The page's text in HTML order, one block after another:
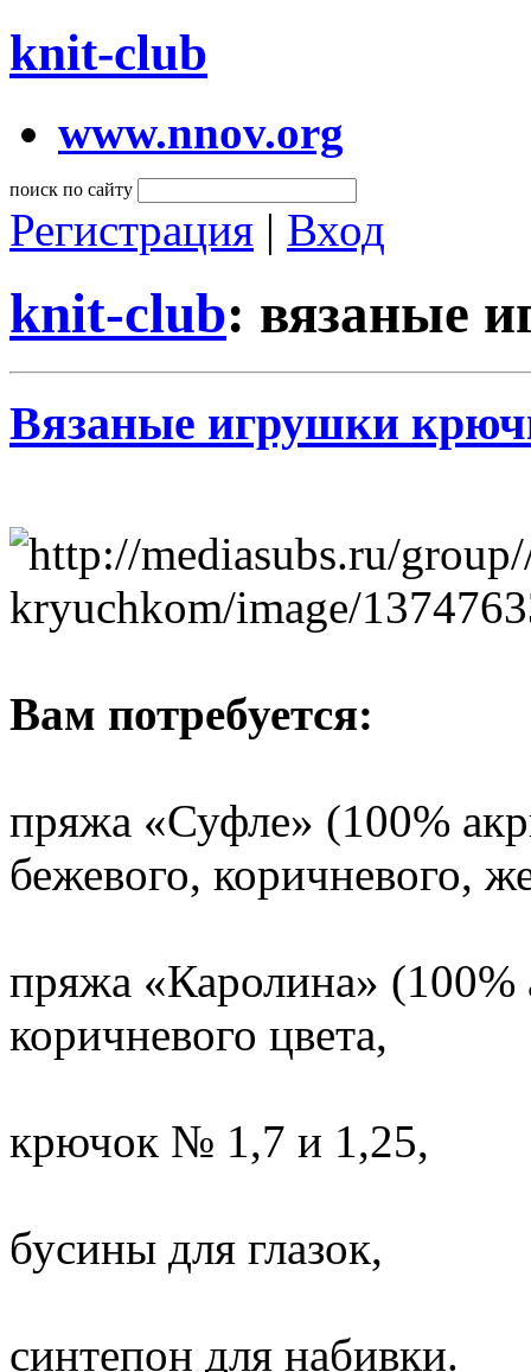
knit-club
www.nnov.org
поиск по сайту
Регистрация | Вход
knit-club: вязаные
Вязаные игрушки
Вам потребуется:
пряжа «Суфле» (100%
бежевого, коричневого,
пряжа «Каролина»
коричневого цвета,
крючок № 1,7 и 1,25,
бусины для глазок,
синтепон для набивки.